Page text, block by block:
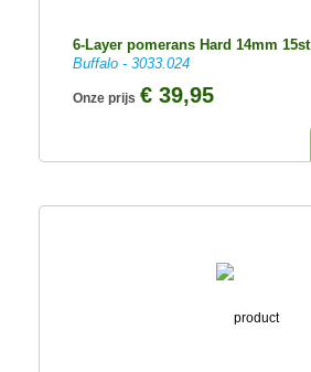
6-Layer pomerans Hard 14mm 15st
Buffalo - 3033.024
Onze prijs € 39,95